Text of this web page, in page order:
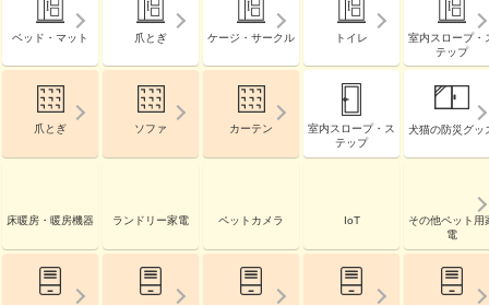
ベッド・マット 爪とぎ ケージ・サークル トイレ
室内スロープ・
テップ
爪とぎ ソファ カーテン
室内スロープ・ス
テップ
犬猫の防災グッ
床暖房・暖房機器 ランドリー家電 ペットカメラ IoT
その他ペット用
電